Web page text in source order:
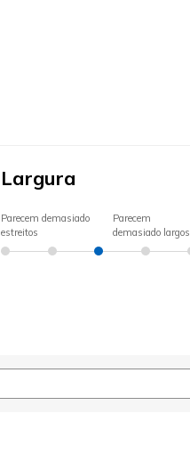
Largura
Parecem demasiado
estreitos
Parecem
demasiado largos